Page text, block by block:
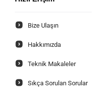
Bize Ulaşın
Hakkımızda
Teknik Makaleler
Sıkça Sorulan Sorular